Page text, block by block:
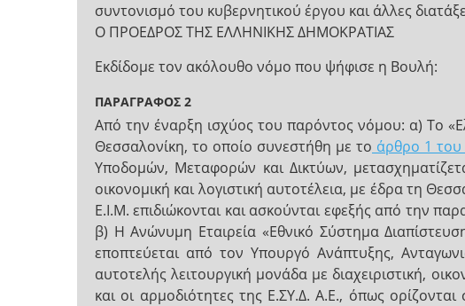
συντονισμό του κυβερνητικού έργου και άλλες
Ο ΠΡΟΕΔΡΟΣ ΤΗΣ ΕΛΛΗΝΙΚΗΣ ΔΗΜΟΚΡΑΤΙΑΣ
Εκδίδομε τον ακόλουθο νόμο που ψήφισε η Βουλή:
ΠΑΡΑΓΡΑΦΟΣ 2
Από την έναρξη ισχύος του παρόντος νόμου: α) Το
Θεσσαλονίκη, το οποίο συνεστήθη με το άρθρο 1
Υποδομών, Μεταφορών και Δικτύων,
οικονομική και λογιστική αυτοτέλεια, με έδρα τη
Ε.Ι.Μ. επιδιώκονται και ασκούνται εφεξής από την
β) Η Ανώνυμη Εταιρεία «Εθνικό Σύστημα
εποπτεύεται από τον Υπουργό Ανάπτυξης,
αυτοτελής λειτουργική μονάδα με διαχειριστική,
και οι αρμοδιότητες της Ε.ΣΥ.Δ. Α.Ε., όπως ορίζονται